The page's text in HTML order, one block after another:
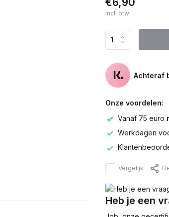
Incl. btw
Achteraf
Onze voordelen:
Vanaf 75 euro
Werkdagen
Vergelijk
Heb je een